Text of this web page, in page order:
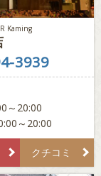
Kaming
3939
～20:00
～20:00
クチコミ